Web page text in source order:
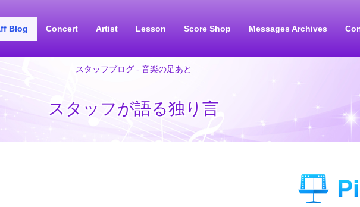
Blog Concert Artist Lesson Score Shop Messages Archives
スタッフブログ - 音楽の足あと
スタッフが語る独り言